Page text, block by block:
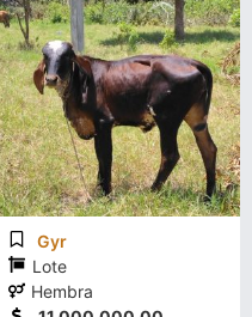
Gyr
Lote
Hembra